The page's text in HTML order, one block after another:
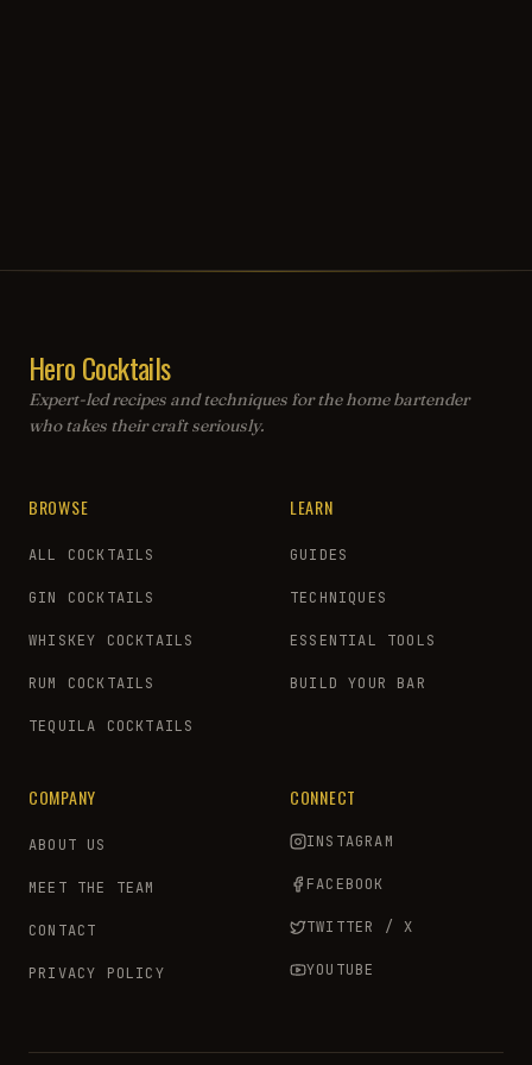
Hero Cocktails
Expert-led recipes and techniques for the home bartender
who takes their craft seriously.
BROWSE
ALL COCKTAILS
GIN COCKTAILS
WHISKEY COCKTAILS
RUM COCKTAILS
TEQUILA COCKTAILS
LEARN
GUIDES
TECHNIQUES
ESSENTIAL TOOLS
BUILD YOUR BAR
COMPANY
ABOUT US
MEET THE TEAM
CONTACT
PRIVACY POLICY
CONNECT
INSTAGRAM
FACEBOOK
TWITTER / X
YOUTUBE